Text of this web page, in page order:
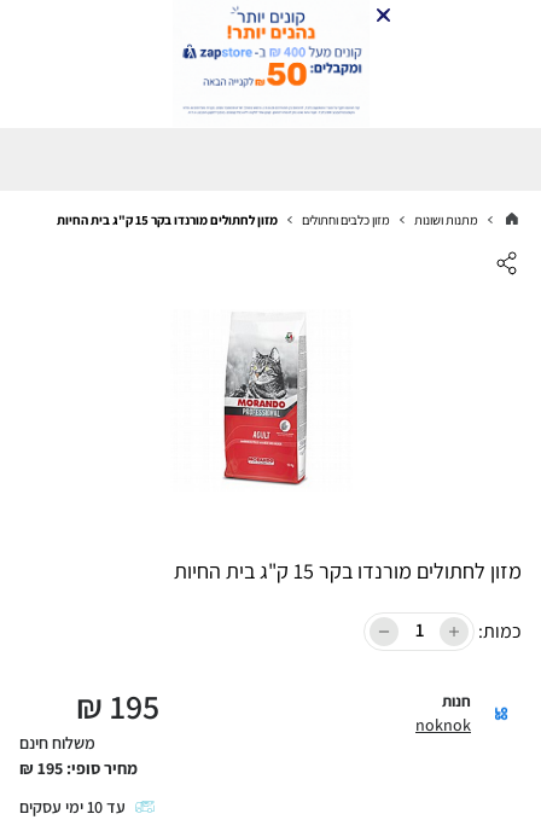
מתנות ושונות מזון כלבים וחתולים מזון לחתולים מורנדו בקר 15 ק"ג בית החיות
מזון לחתולים מורנדו בקר 15 ק"ג בית החיות
כמות:
חנות
noknok
195
₪
משלוח חינם
מחיר סופי: 195
₪
עד10 ימי עסקים